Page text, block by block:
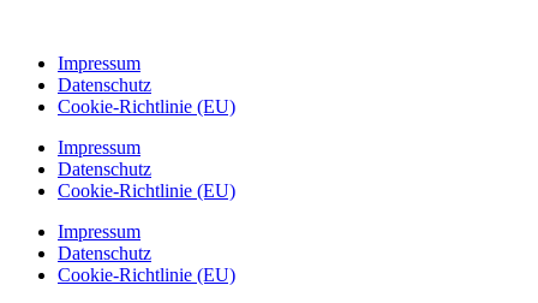
Impressum
Datenschutz
Cookie-Richtlinie (EU)
Impressum
Datenschutz
Cookie-Richtlinie (EU)
Impressum
Datenschutz
Cookie-Richtlinie (EU)